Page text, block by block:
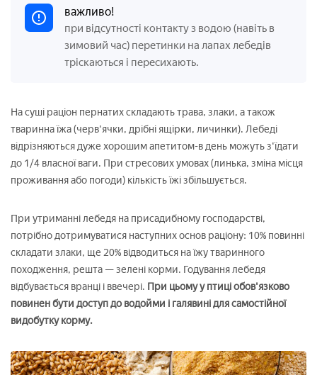
важливо!
при відсутності контакту з водою (навіть в
зимовий час) перетинки на лапах лебедів
тріскаються і пересихають.
На суші раціон пернатих складають трава, злаки, а також
тваринна їжа (черв'ячки, дрібні ящірки, личинки). Лебеді
відрізняються дуже хорошим апетитом-в день можуть з'їдати
до 1/4 власної ваги. При стресових умовах (линька, зміна місця
проживання або погоди) кількість їжі збільшується.
При утриманні лебедя на присадибному господарстві,
потрібно дотримуватися наступних основ раціону: 10% повинні
складати злаки, ще 20% відводиться на їжу тваринного
походження, решта — зелені корми. Годування лебедя
відбувається вранці і ввечері. При цьому у птиці обов'язково
повинен бути доступ до водойми і галявині для самостійної
видобутку корму.